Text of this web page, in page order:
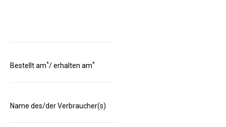
Bestellt am*/ erhalten am*
Name des/der Verbraucher(s)